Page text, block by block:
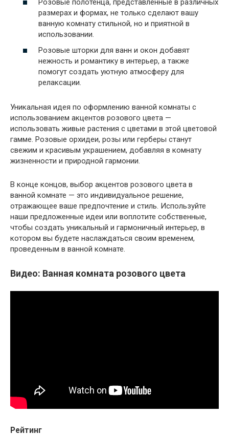
Розовые полотенца, представленные в различных
размерах и формах, не только сделают вашу
ванную комнату стильной, но и приятной в
использовании.
Розовые шторки для ванн и окон добавят
нежность и романтику в интерьер, а также
помогут создать уютную атмосферу для
релаксации.
Уникальная идея по оформлению ванной комнаты с
использованием акцентов розового цвета —
использовать живые растения с цветами в этой цветовой
гамме. Розовые орхидеи, розы или герберы станут
свежим и красивым украшением, добавляя в комнату
жизненности и природной гармонии.
В конце концов, выбор акцентов розового цвета в
ванной комнате — это индивидуальное решение,
отражающее ваше предпочтение и стиль. Используйте
наши предложенные идеи или воплотите собственные,
чтобы создать уникальный и гармоничный интерьер, в
котором вы будете наслаждаться своим временем,
проведенным в ванной комнате.
Видео: Ванная комната розового цвета
Рейтинг